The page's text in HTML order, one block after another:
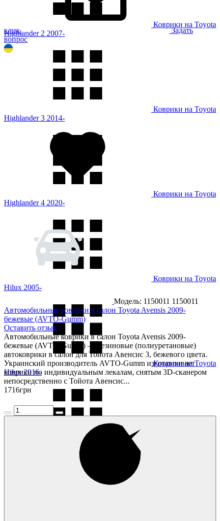
Коврики на Toyota
Highlander 2 2007-
Коврики на Toyota
Highlander 3 2014-
Коврики на Toyota
Highlander 4 2020-
Коврики на Toyota
Hilux 2005-
Коврики на Toyota
Hilux 2016-
Land Cruiser 100 1998-2007
клик
Задать
вопрос
Модель: 1150011 1150011
Автомобильные коврики в салон Toyota Avensis 2009-
бежевые (AVTO-Gumm)
Оставить отзыв
Автомобильные коврики в салон Toyota Avensis 2009-
бежевые (AVTO-Gumm) — резиновые (полиуретановые)
автоковрики в салон для Тойота Авенсис 3, бежевого цвета.
Украинский производитель AVTO-Gumm изготавливает
коврики по индивидуальным лекалам, снятым 3D-сканером
непосредственно с Тойота Авенсис...
1716грн